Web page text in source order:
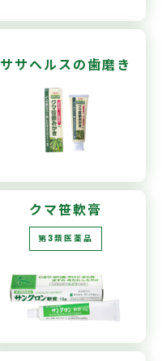
ササヘルスの歯磨き
クマ笹軟膏
第3類医薬品